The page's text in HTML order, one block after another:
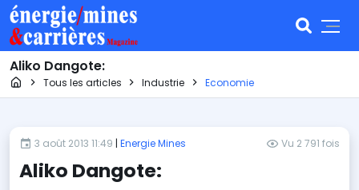
Aliko Dangote:
Page d'accueil
Tous les articles Industrie Economie
3 août 2013 11:49 | Energie Mines Vu 2 791 fois
Aliko Dangote: